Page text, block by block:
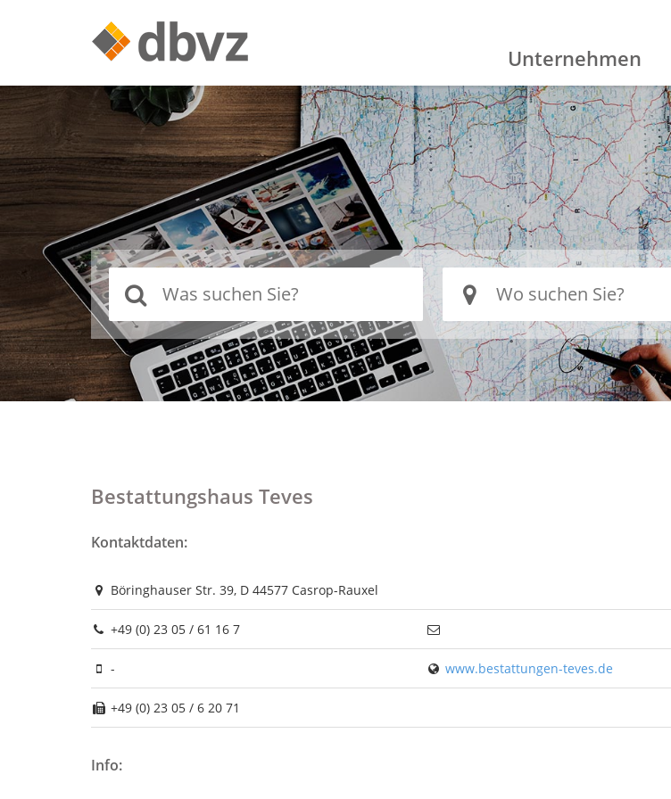
Unternehmen
Bestattungshaus Teves
Kontaktdaten:
Böringhauser Str. 39, D 44577 Casrop-Rauxel
+49 (0) 23 05 / 61 16 7
- www.bestattungen-teves.de
+49 (0) 23 05 / 6 20 71
Info: